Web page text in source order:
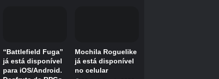
Pokémon Legends: Za